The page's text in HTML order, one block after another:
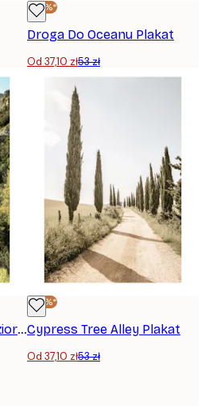
-30%*
Droga Do Oceanu Plakat
Od 37,10 zł53 zł
Plakat Droga Wzdłuż Jeziora Garda
-30%*
Cypress Tree Alley Plakat
Od 37,10 zł53 zł